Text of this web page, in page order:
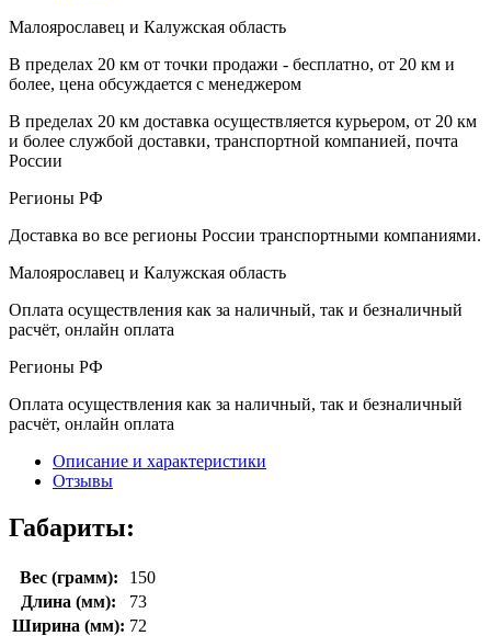
Малоярославец и Калужская область
В пределах 20 км от точки продажи - бесплатно, от 20 км и
более, цена обсуждается с менеджером
В пределах 20 км доставка осуществляется курьером, от 20 км
и более службой доставки, транспортной компанией, почта
России
Регионы РФ
Доставка во все регионы России транспортными компаниями.
Малоярославец и Калужская область
Оплата осуществления как за наличный, так и безналичный
расчёт, онлайн оплата
Регионы РФ
Оплата осуществления как за наличный, так и безналичный
расчёт, онлайн оплата
Описание и характеристики
Отзывы
Габариты:
Вес (грамм):
150
Длина (мм):
73
Ширина (мм): 72